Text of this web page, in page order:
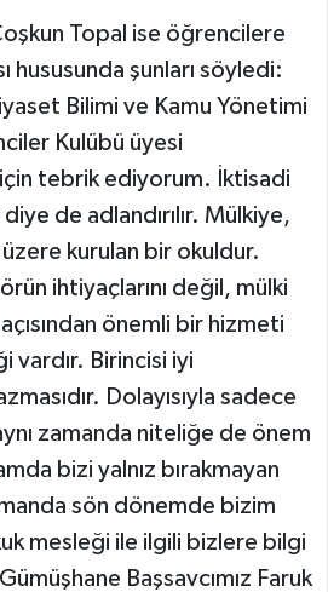
Topal ise öğrencilere
hususunda şunları söyledi:
Bilimi ve Kamu Yönetimi
Kulübü üyesi
tebrik ediyorum. İktisadi
de adlandırılır. Mülkiye,
kurulan bir okuldur.
ihtiyaçlarını değil, mülki
önemli bir hizmeti
Birincisi iyi
Dolayısıyla sadece
zamanda niteliğe de önem
bizi yalnız bırakmayan
sön dönemde bizim
mesleği ile ilgili bizlere bilgi
Başsavcımız Faruk